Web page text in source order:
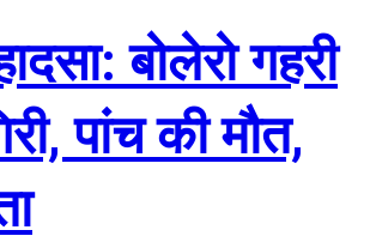
बोलेरो गहरी
पांच की मौत,